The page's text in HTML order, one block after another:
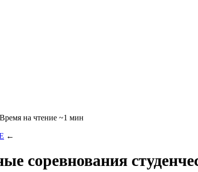
~1 мин
←
соревнования